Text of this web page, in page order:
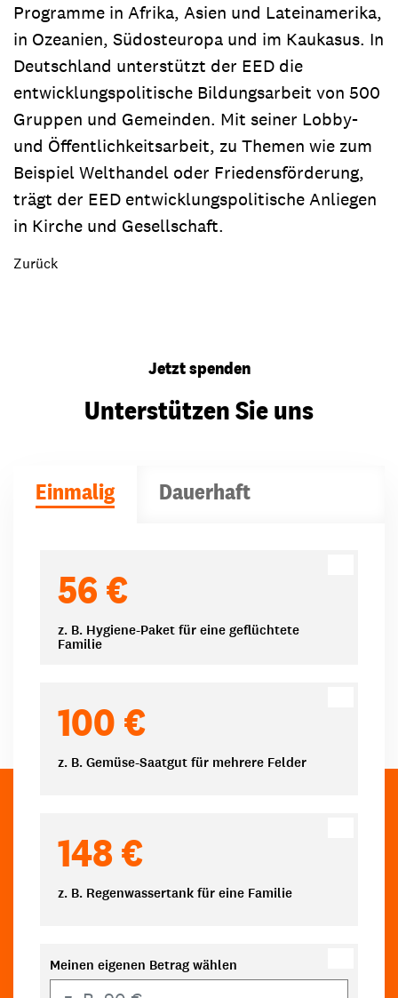
Programme in Afrika, Asien und Lateinamerika,
in Ozeanien, Südosteuropa und im Kaukasus. In
Deutschland unterstützt der EED die
entwicklungspolitische Bildungsarbeit von 500
Gruppen und Gemeinden. Mit seiner Lobby-
und Öffentlichkeitsarbeit, zu Themen wie zum
Beispiel Welthandel oder Friedensförderung,
trägt der EED entwicklungspolitische Anliegen
in Kirche und Gesellschaft.
Zurück
Jetzt spenden
Unterstützen Sie uns
Einmalig Dauerhaft
56 €
z. B. Hygiene-Paket für eine geflüchtete
Familie
100 €
z. B. Gemüse-Saatgut für mehrere Felder
148 €
z. B. Regenwassertank für eine Familie
Meinen eigenen Betrag wählen